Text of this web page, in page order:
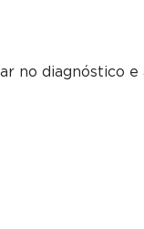
no diagnóstico